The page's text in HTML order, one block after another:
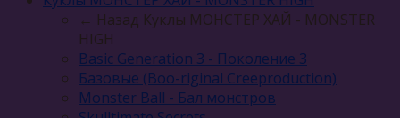
← Назад Куклы МОНСТЕР ХАЙ - MONSTER
HIGH
Basic Generation 3 - Поколение 3
Базовые (Boo-riginal Creeproduction)
Monster Ball - Бал монстров